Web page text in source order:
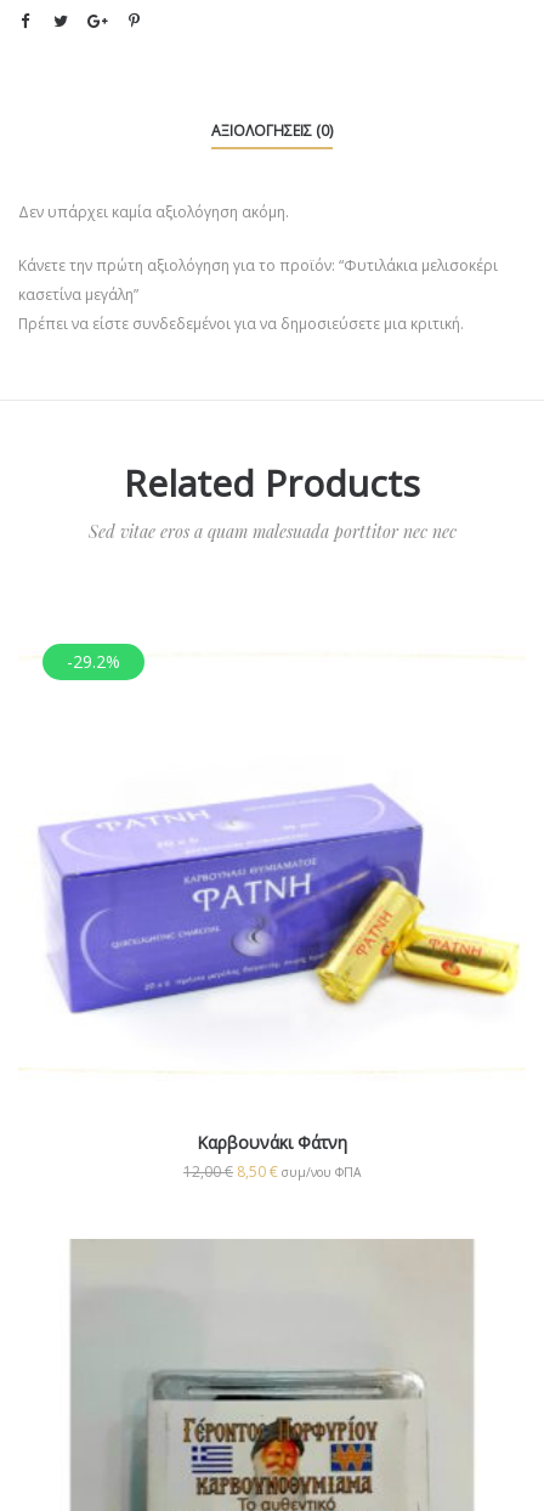
ΑΞΙΟΛΟΓΉΣΕΙΣ (0)
Δεν υπάρχει καμία αξιολόγηση ακόμη.
Κάνετε την πρώτη αξιολόγηση για το προϊόν: “Φυτιλάκια μελισοκέρι
κασετίνα μεγάλη”
Πρέπει να είστε συνδεδεμένοιγια να δημοσιεύσετε μια κριτική.
Related Products
Sed vitae eros a quam malesuada porttitor nec nec
-29.2%
Καρβουνάκι Φάτνη
12,00€ 8,50€ συμ/νου ΦΠΑ